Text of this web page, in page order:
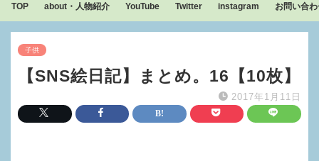
TOP about・人物紹介 YouTube Twitter instagram お問い合
子供
【SNS絵日記】まとめ。16【10枚】
2017年1月11日